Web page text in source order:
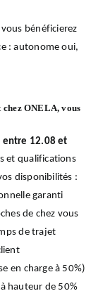
bénéficierez
: autonome oui,
ONELA, vous
entre 12.08 et
et qualifications
disponibilités :
garanti
de chez vous
de trajet
en charge à 50%)
hauteur de 50%